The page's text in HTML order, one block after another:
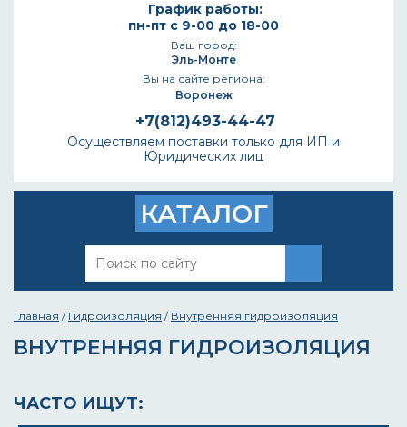
График работы:
пн-пт с 9-00 до 18-00
Ваш город:
Эль-Монте
Вы на сайте региона:
Воронеж
+7(812)493-44-47
Осуществляем поставки только для ИП и
Юридических лиц
КАТАЛОГ
Главная / Гидроизоляция / Внутренняя гидроизоляция
ВНУТРЕННЯЯ ГИДРОИЗОЛЯЦИЯ
ЧАСТО ИЩУТ: